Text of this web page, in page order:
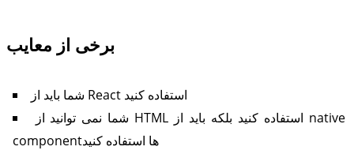
برخی از معایب
شما باید از React استفاده کنید
شما نمی توانید از HTML استفاده کنید بلکه باید از native
componentها استفاده کنید